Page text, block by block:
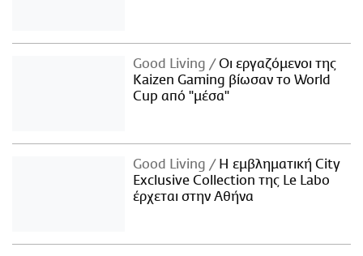
Good Living
Οι εργαζόμενοι της
Kaizen Gaming βίωσαν το World
Cup από "μέσα"
Good Living
Η εμβληματική City
Exclusive Collection της Le Labo
έρχεται στην Αθήνα